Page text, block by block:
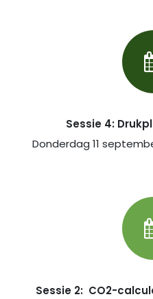
Sessie 4:
Donderdag 11
Sessie 2: CO2-